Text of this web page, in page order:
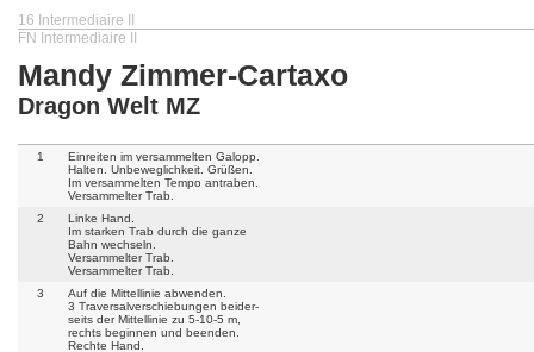
16 Intermediaire II
FN Intermediaire II
Mandy Zimmer-Cartaxo
Dragon Welt MZ
1
Einreiten im versammelten Galopp.
Halten. Unbeweglichkeit. Grüßen.
Im versammelten Tempo antraben.
Versammelter Trab.
2
Linke Hand.
Im starken Trab durch die ganze
Bahn wechseln.
Versammelter Trab.
Versammelter Trab.
3
Auf die Mittellinie abwenden.
3 Traversalverschiebungen beider-
seits der Mittellinie zu 5-10-5 m,
rechts beginnen und beenden.
Rechte Hand.